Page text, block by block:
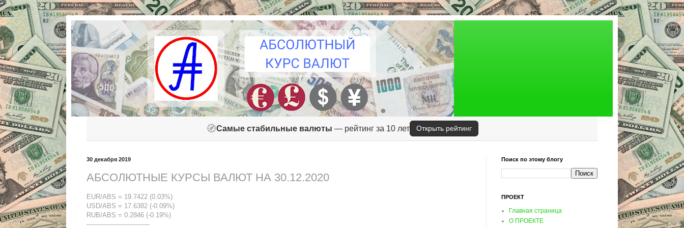
🧭Самые стабильные валюты — рейтинг за 10 лет Открыть рейтинг
30 декабря 2019
АБСОЛЮТНЫЕ КУРСЫ ВАЛЮТ НА 30.12.2020
EUR/ABS = 19.7422 (0.03%)
USD/ABS = 17.6382 (-0.09%)
RUB/ABS = 0.2846 (-0.19%)
-------------------------------
Поиск по этому блогу
ПРОЕКТ
Главная страница
О ПРОЕКТЕ